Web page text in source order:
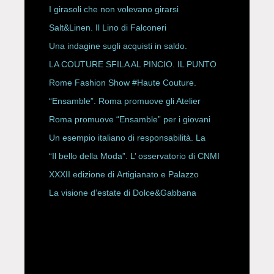
ESPY Awards 2026
I girasoli che non volevano girarsi
Salt&Linen. Il Lino di Falconeri
Una indagine sugli acquisti in saldo.
LA COUTURE SFILA AL PINCIO. IL PUNTO
CON ALESSANDRO ONORATO E
ROBERTA ANGELILLI
Rome Fashion Show #Haute Couture.
“Ensamble”. Roma promuove gli Atelier
Storici
Roma promuove “Ensamble” per i giovani
Un esempio italiano di responsabilità. La
Rete Slow Fiber
“Il bello della Moda”. L’ osservatorio di CNMI
XXXII edizione di Artigianato e Palazzo
La visione d’estate di Dolce&Gabbana